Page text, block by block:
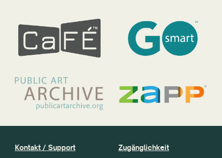
Kontakt / Support Zugänglichkeit